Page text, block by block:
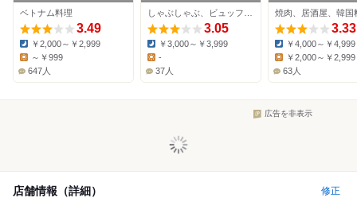
ベトナム料理
3.49
Dinner:
￥2,000～￥2,999
～￥999
647人
3.05
Dinner:
￥3,000～￥3,999
Lunch:
-
37人
焼肉、居酒屋、韓国
3.33
Dinner:
￥4,000～￥4,999
Lunch:
￥2,000～￥2,999
63人
広告を非表示
店舗情報（詳細） 修正